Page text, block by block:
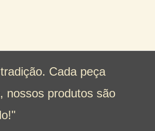
Cada peça
nossos produtos são